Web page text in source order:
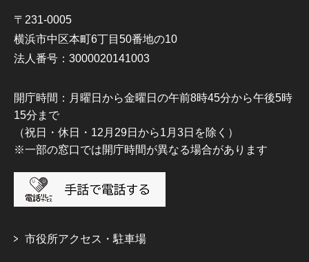
〒231-0005
横浜市中区本町6丁目50番地の10
法人番号：3000020141003
開庁時間：月曜日から金曜日の午前8時45分から午後5時
15分まで
（祝日・休日・12月29日から1月3日を除く）
※一部の窓口では開庁時間が異なる場合があります
市役所アクセス・駐車場